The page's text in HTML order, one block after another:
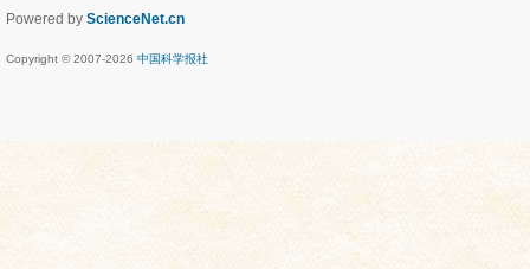
Powered by ScienceNet.cn
Copyright © 2007-2026 中国科学报社